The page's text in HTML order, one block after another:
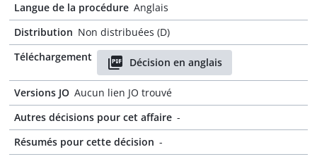
Langue de la procédure Anglais
Distribution Non distribuées (D)
Téléchargement
Décision en anglais
Versions JO Aucun lien JO trouvé
Autres décisions pour cet affaire -
Résumés pour cette décision -